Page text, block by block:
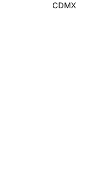
CDMX